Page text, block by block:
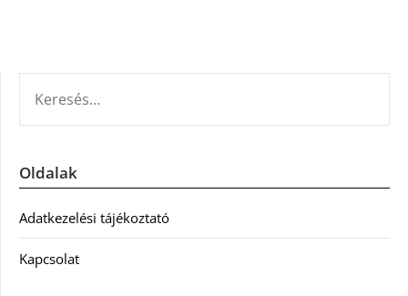
Oldalak
Adatkezelési tájékoztató
Kapcsolat